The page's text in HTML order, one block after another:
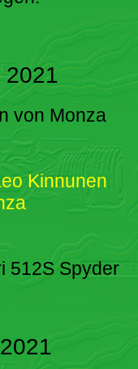
2021
von Monza
Kinnunen
512S Spyder